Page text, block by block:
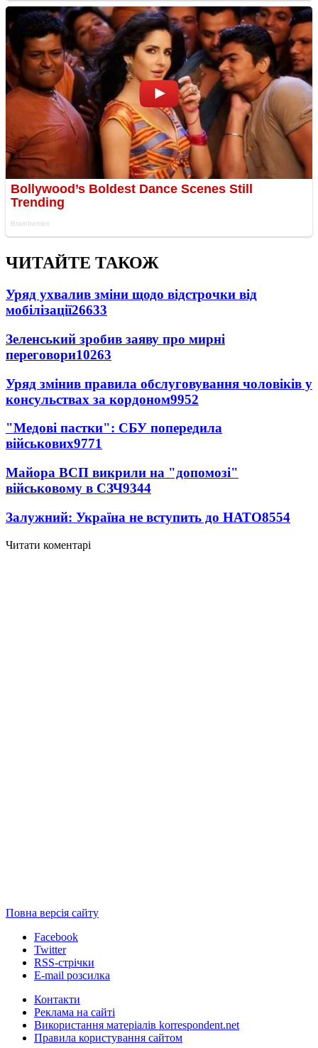
ЧИТАЙТЕ ТАКОЖ
Уряд ухвалив зміни щодо відстрочки від
мобілізації26633
Зеленський зробив заяву про мирні
переговори10263
Уряд змінив правила обслуговування чоловіків у
консульствах за кордоном9952
"Медові пастки": СБУ попередила
військових9771
Майора ВСП викрили на "допомозі"
військовому в СЗЧ9344
Залужний: Україна не вступить до НАТО8554
Читати коментарі
Повна версія сайту
Facebook
Twitter
RSS-стрічки
E-mail розсилка
Контакти
Реклама на сайті
Використання матеріалів korrespondent.net
Правила користування сайтом